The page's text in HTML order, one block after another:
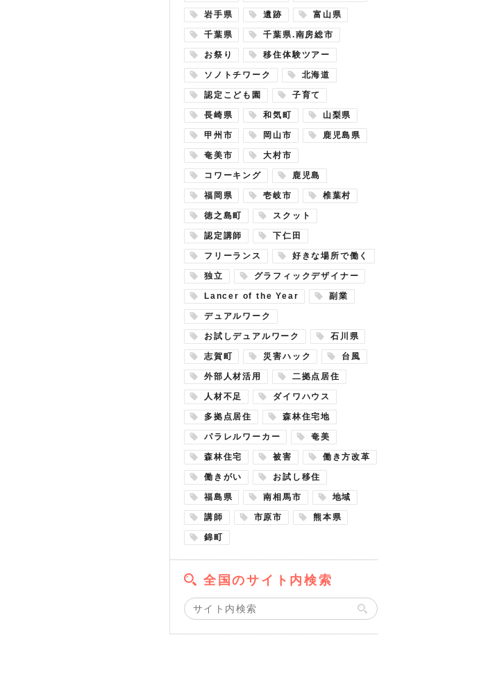
岩手県 遺跡 富山県
千葉県 千葉県.南房総市
お祭り 移住体験ツアー
ソノトチワーク 北海道
認定こども園 子育て
長崎県 和気町 山梨県
甲州市 岡山市 鹿児島県
奄美市 大村市
コワーキング 鹿児島
福岡県 壱岐市 椎葉村
徳之島町 スクット
認定講師 下仁田
フリーランス 好きな場所で働く
独立 グラフィックデザイナー
Lancer of the Year 副業
デュアルワーク
お試しデュアルワーク 石川県
志賀町 災害ハック 台風
外部人材活用 二拠点居住
人材不足 ダイワハウス
多拠点居住 森林住宅地
パラレルワーカー 奄美
森林住宅 被害 働き方改革
働きがい お試し移住
福島県 南相馬市 地域
講師 市原市 熊本県
錦町
全国のサイト内検索